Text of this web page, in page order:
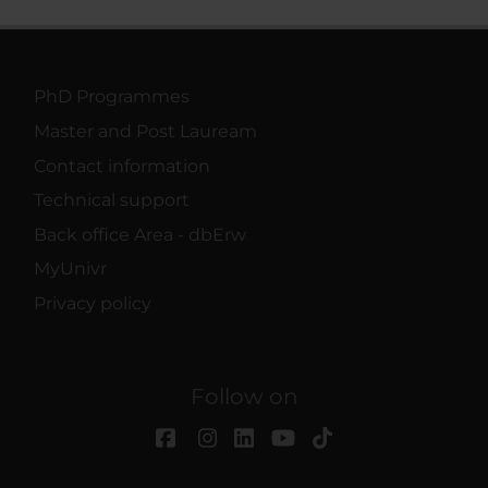
PhD Programmes
Master and Post Lauream
Contact information
Technical support
Back office Area - dbErw
MyUnivr
Privacy policy
Follow on